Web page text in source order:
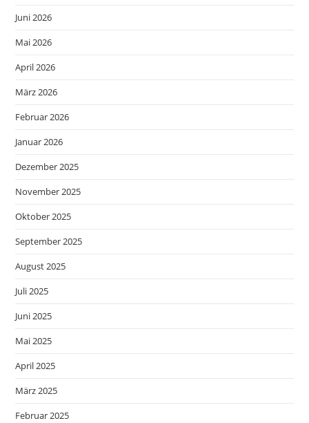
Juni 2026
Mai 2026
April 2026
März 2026
Februar 2026
Januar 2026
Dezember 2025
November 2025
Oktober 2025
September 2025
August 2025
Juli 2025
Juni 2025
Mai 2025
April 2025
März 2025
Februar 2025